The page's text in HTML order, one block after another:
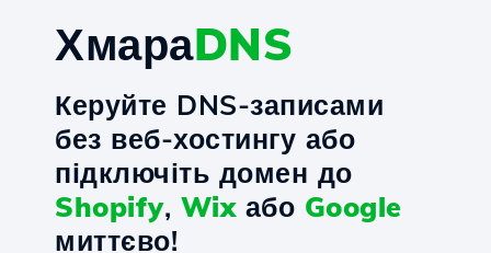
ХмараDNS
Керуйте DNS-записами
без веб-хостингу або
підключіть домен до
Shopify, Wixабо Google
миттєво!